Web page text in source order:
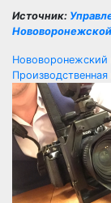
Источник:
по
Нововоронежский